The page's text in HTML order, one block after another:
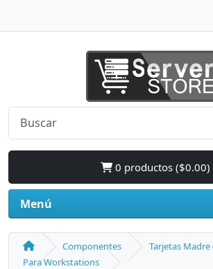
0 productos ($0.00)
Menú
Componentes
Tarjetas
Para Workstations